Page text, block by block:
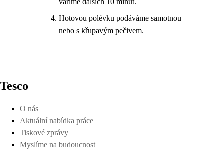
Hotovou polévku podáváme samotnou
nebo s křupavým pečivem.
Tesco
O nás
Aktuální nabídka práce
Tiskové zprávy
Myslíme na budoucnost